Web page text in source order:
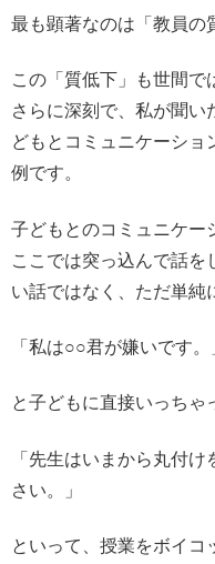
最も顕著なのは「教員の
この「質低下」も世間で
さらに深刻で、私が聞い
どもとコミュニケーショ
例です。
子どもとのコミュニケー
ここでは突っ込んで話を
い話ではなく、ただ単純
「私は○○君が嫌いです。
と子どもに直接いっちゃ
「先生はいまから丸付
さい。」
といって、授業をボイコ